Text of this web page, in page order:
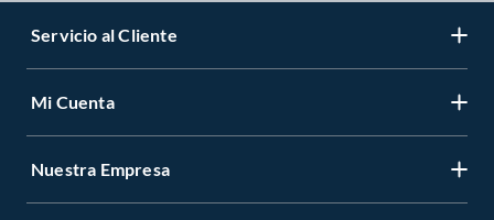
Servicio al Cliente
Mi Cuenta
Nuestra Empresa